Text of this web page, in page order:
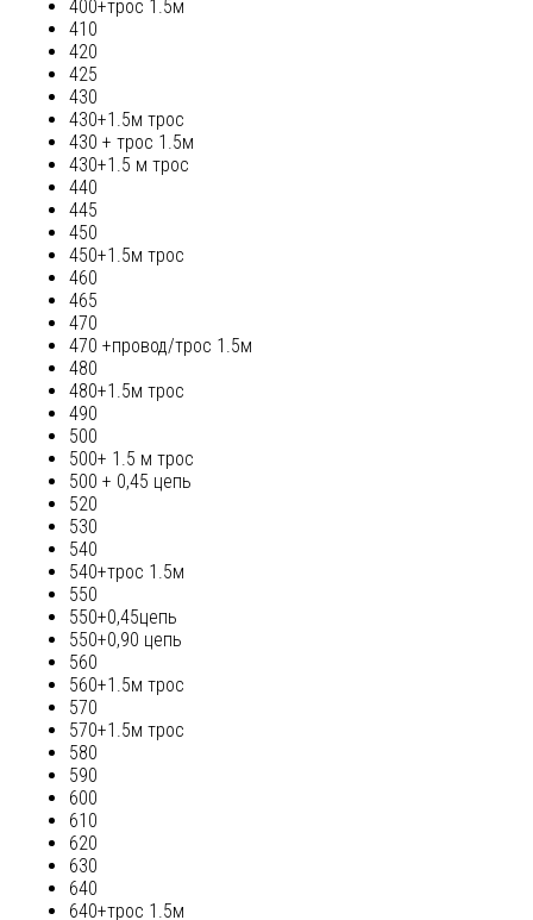
400+трос 1.5м
410
420
425
430
430+1.5м трос
430 + трос 1.5м
430+1.5 м трос
440
445
450
450+1.5м трос
460
465
470
470 +провод/трос 1.5м
480
480+1.5м трос
490
500
500+ 1.5 м трос
500 + 0,45 цепь
520
530
540
540+трос 1.5м
550
550+0,45цепь
550+0,90 цепь
560
560+1.5м трос
570
570+1.5м трос
580
590
600
610
620
630
640
640+трос 1.5м